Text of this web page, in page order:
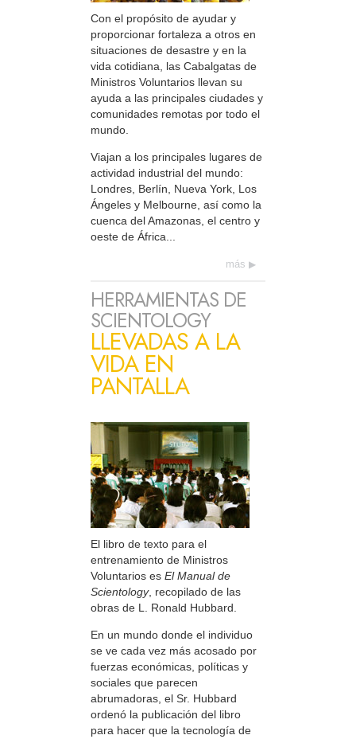
Con el propósito de ayudar y
proporcionar fortaleza a otros en
situaciones de desastre y en la
vida cotidiana, las Cabalgatas de
Ministros Voluntarios llevan su
ayuda a las principales ciudades y
comunidades remotas por todo el
mundo.
Viajan a los principales lugares de
actividad industrial del mundo:
Londres, Berlín, Nueva York, Los
Ángeles y Melbourne, así como la
cuenca del Amazonas, el centro y
oeste de África...
más
HERRAMIENTAS DE
SCIENTOLOGY
LLEVADAS A LA
VIDA EN
PANTALLA
El libro de texto para el
entrenamiento de Ministros
Voluntarios es El Manual de
Scientology, recopilado de las
obras de L. Ronald Hubbard.
En un mundo donde el individuo
se ve cada vez más acosado por
fuerzas económicas, políticas y
sociales que parecen
abrumadoras, el Sr. Hubbard
ordenó la publicación del libro
para hacer que la tecnología de